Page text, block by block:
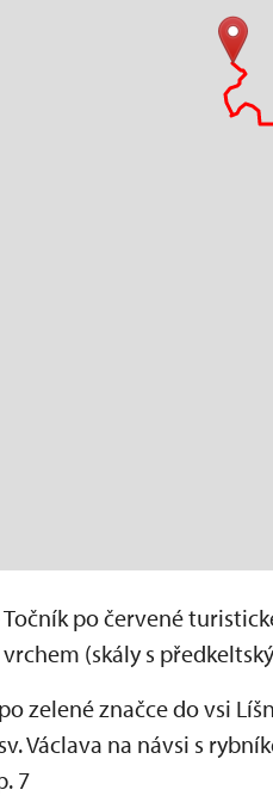
po červené
(skály s
zelené značce do vsi
Václava na návsi s
7